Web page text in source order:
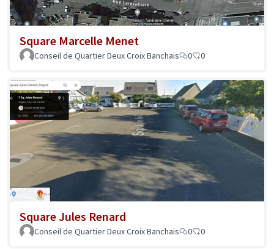
Square Marcelle Menet
Conseil de Quartier Deux Croix Banchais 0 0
Square Jules Renard
Conseil de Quartier Deux Croix Banchais 0 0